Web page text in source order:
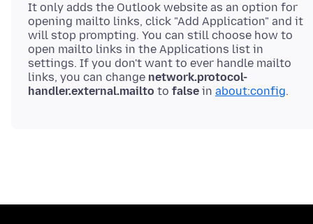
It only adds the Outlook website as an option for
opening mailto links, click "Add Application" and it
will stop prompting. You can still choose how to
open mailto links in the Applications list in
settings. If you don't want to ever handle mailto
links, you can change network.protocol-
handler.external.mailto to false in about:config